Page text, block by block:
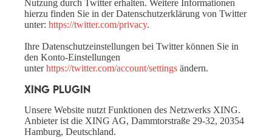
Nutzung durch Twitter erhalten. Weitere Informationen
hierzu finden Sie in der Datenschutzerklärung von Twitter
unter:https://twitter.com/privacy.
Ihre Datenschutzeinstellungen bei Twitter können Sie in
den Konto-Einstellungen
unterhttps://twitter.com/account/settings ändern.
XING Plugin
Unsere Website nutzt Funktionen des Netzwerks XING.
Anbieter ist die XING AG, Dammtorstraße 29-32, 20354
Hamburg, Deutschland.